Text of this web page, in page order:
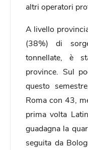
altri operatori
A livello
(38%) di
tonnellate, è
province. Sul
questo
Roma con 43,
prima volta
guadagna la
seguita da